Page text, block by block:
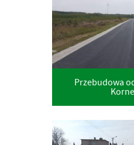
Przebudowa